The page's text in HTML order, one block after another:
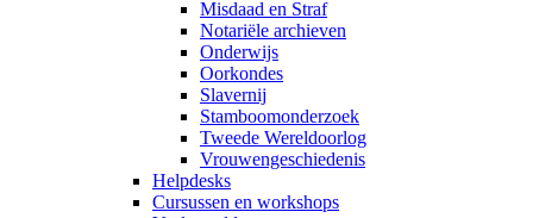
Misdaad en Straf
Notariële archieven
Onderwijs
Oorkondes
Slavernij
Stamboomonderzoek
Tweede Wereldoorlog
Vrouwengeschiedenis
Helpdesks
Cursussen en workshops